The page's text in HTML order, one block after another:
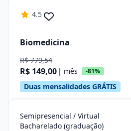
4.5
Biomedicina
R$ 779,54
R$ 149,00 | mês -81%
Duas mensalidades GRÁTIS
Semipresencial / Virtual
Bacharelado (graduação)